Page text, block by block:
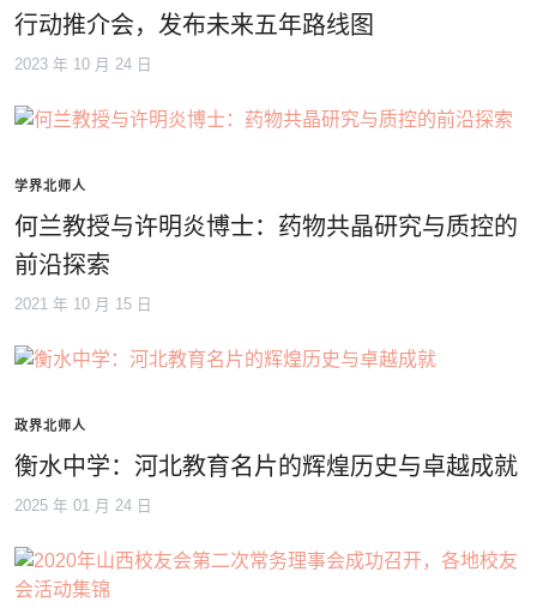
行动推介会，发布未来五年路线图
2023 年 10 月 24 日
学界北师人
何兰教授与许明炎博士：药物共晶研究与质控的
前沿探索
2021 年 10 月 15 日
政界北师人
衡水中学：河北教育名片的辉煌历史与卓越成就
2025 年 01 月 24 日